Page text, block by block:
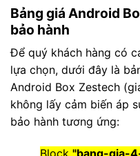
Bảng giá Android
bảo hành
Để quý khách hàng có
lựa chọn, dưới đây là
Android Box Zestech
không lấy cảm biến áp
bảo hành tương ứng: